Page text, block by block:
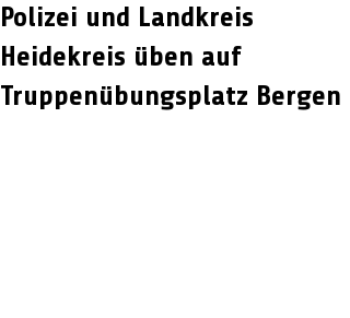
Polizei und Landkreis
Heidekreis üben auf
Truppenübungsplatz Bergen